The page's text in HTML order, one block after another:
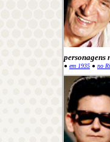
personagens
● em 1935 ● no